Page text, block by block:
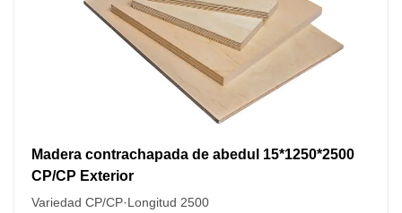
Madera contrachapada de abedul 15*1250*2500
CP/CP Exterior
Variedad CP/CP·Longitud 2500